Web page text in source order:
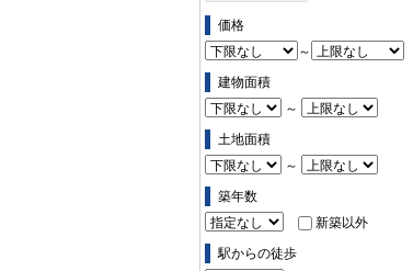
価格
～
建物面積
～
土地面積
～
築年数
新築以外
駅からの徒歩